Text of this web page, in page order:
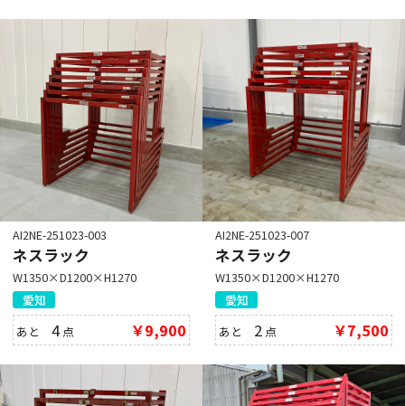
AI2NE-251023-003
ネスラック
W1350×D1200×H1270
愛知
あと4点 ￥9,900
AI2NE-251023-007
ネスラック
W1350×D1200×H1270
愛知
あと 2 点 ￥7,500